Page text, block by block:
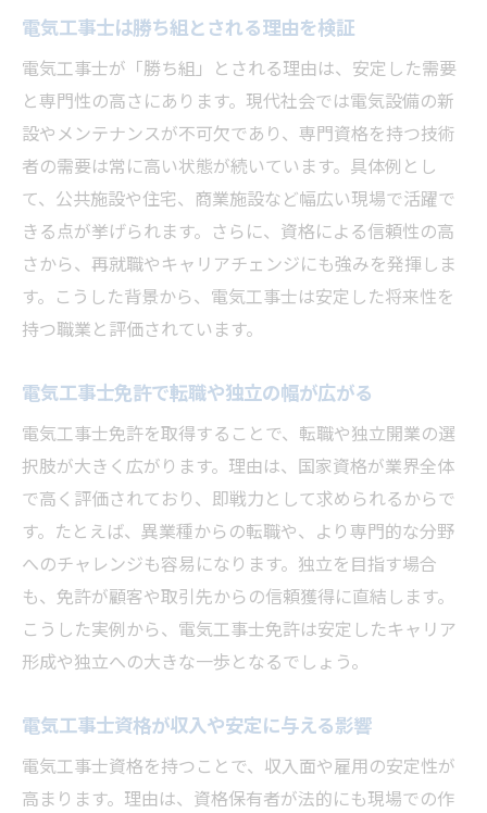
電気工事士は勝ち組とされる理由を検証
電気工事士が「勝ち組」とされる理由は、安定した需要
と専門性の高さにあります。現代社会では電気設備の新
設やメンテナンスが不可欠であり、専門資格を持つ技術
者の需要は常に高い状態が続いています。具体例とし
て、公共施設や住宅、商業施設など幅広い現場で活躍で
きる点が挙げられます。さらに、資格による信頼性の高
さから、再就職やキャリアチェンジにも強みを発揮しま
す。こうした背景から、電気工事士は安定した将来性を
持つ職業と評価されています。
電気工事士免許で転職や独立の幅が広がる
電気工事士免許を取得することで、転職や独立開業の選
択肢が大きく広がります。理由は、国家資格が業界全体
で高く評価されており、即戦力として求められるからで
す。たとえば、異業種からの転職や、より専門的な分野
へのチャレンジも容易になります。独立を目指す場合
も、免許が顧客や取引先からの信頼獲得に直結します。
こうした実例から、電気工事士免許は安定したキャリア
形成や独立への大きな一歩となるでしょう。
電気工事士資格が収入や安定に与える影響
電気工事士資格を持つことで、収入面や雇用の安定性が
高まります。理由は、資格保有者が法的にも現場での作